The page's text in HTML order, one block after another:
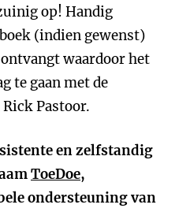
op! Handig
(indien gewenst)
waardoor het
te gaan met de
Rick Pastoor.
en zelfstandig
ToeDoe,
ondersteuning van